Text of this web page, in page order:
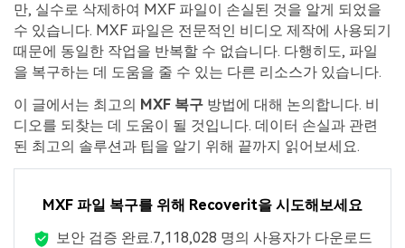
만, 실수로 삭제하여 MXF 파일이 손실된 것을 알게 되었을
수 있습니다. MXF 파일은 전문적인 비디오 제작에 사용되기
때문에 동일한 작업을 반복할 수 없습니다. 다행히도, 파일
을 복구하는 데 도움을 줄 수 있는 다른 리소스가 있습니다.
이 글에서는 최고의 MXF 복구 방법에 대해 논의합니다. 비
디오를 되찾는 데 도움이 될 것입니다. 데이터 손실과 관련
된 최고의 솔루션과 팁을 알기 위해 끝까지 읽어보세요.
MXF 파일 복구를 위해 Recoverit을 시도해보세요
보안 검증 완료.7,118,028 명의 사용자가 다운로드